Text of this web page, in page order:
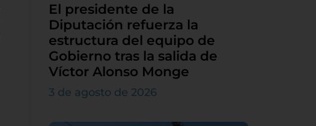
El presidente de la
Diputación refuerza la
estructura del equipo de
Gobierno tras la salida de
Víctor Alonso Monge
3 de agosto de 2026